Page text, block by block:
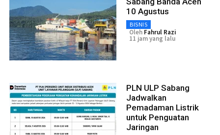
10 Agustus
BISNIS
Oleh Fahrul Razi
11 jam yang lalu
PLN ULP Sabang
Jadwalkan
Pemadaman Listrik
untuk Penguatan
Jaringan